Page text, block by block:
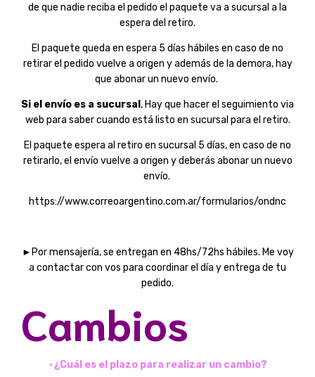
de que nadie reciba el pedido el paquete va a sucursal a la
espera del retiro.
El paquete queda en espera 5 días hábiles en caso de no
retirar el pedido vuelve a origen y además de la demora, hay
que abonar un nuevo envío.
Si el envío es a sucursal , Hay que hacer el seguimiento via
web para saber cuando está listo en sucursal para el retiro.
El paquete espera al retiro en sucursal 5 días, en caso de no
retirarlo, el envío vuelve a origen y deberás abonar un nuevo
envío.
https://www.correoargentino.com.ar/formularios/ondnc
►Por mensajería, se entregan en 48hs/72hs hábiles. Me voy
a contactar con vos para coordinar el día y entrega de tu
pedido.
Cambios
⋆¿Cuál es el plazo para realizar un cambio?